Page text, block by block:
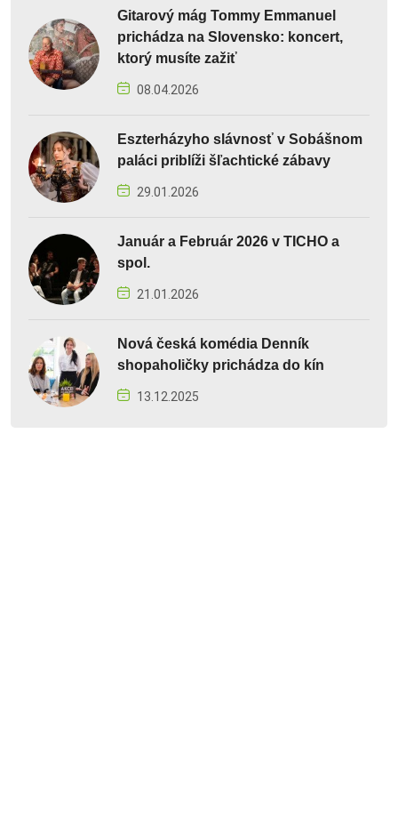
Gitarový mág Tommy Emmanuel
prichádza na Slovensko: koncert,
ktorý musíte zažiť
08.04.2026
Eszterházyho slávnosť v Sobášnom
paláci priblíži šľachtické zábavy
29.01.2026
Január a Február 2026 v TICHO a
spol.
21.01.2026
Nová česká komédia Denník
shopaholičky prichádza do kín
13.12.2025